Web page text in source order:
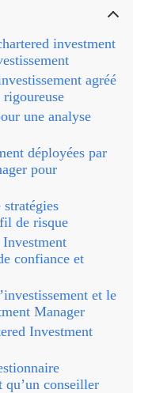
investment
agréé
une analyse
déployées par
pour
de risque
confiance et
et le
Manager
Investment
qu’un conseiller